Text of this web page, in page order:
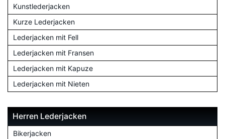
Kunstlederjacken
Kurze Lederjacken
Lederjacken mit Fell
Lederjacken mit Fransen
Lederjacken mit Kapuze
Lederjacken mit Nieten
Herren Lederjacken
Bikerjacken